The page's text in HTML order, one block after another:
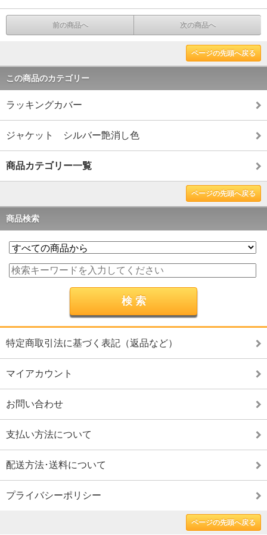
前の商品へ 次の商品へ
ページの先頭へ戻る
この商品のカテゴリー
ラッキングカバー
ジャケット シルバー艶消し色
商品カテゴリー一覧
ページの先頭へ戻る
商品検索
特定商取引法に基づく表記（返品など）
マイアカウント
お問い合わせ
支払い方法について
配送方法･送料について
プライバシーポリシー
ページの先頭へ戻る